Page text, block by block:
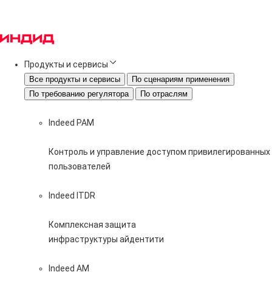
Продукты и сервисы
Все продукты и сервисы
По сценариям применения
По требованию регулятора
По отраслям
Indeed PAM
Контроль и управление доступом привилегированных
пользователей
Indeed ITDR
Комплексная защита
инфраструктуры айдентити
Indeed AM